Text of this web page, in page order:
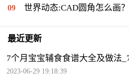
世界动态:CAD圆角怎么画？
最近更新
7个月宝宝辅食食谱大全及做法
2023-06-29 19:18:39